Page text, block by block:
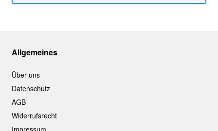
Allgemeines
Über uns
Datenschutz
AGB
Widerrufsrecht
Impressum